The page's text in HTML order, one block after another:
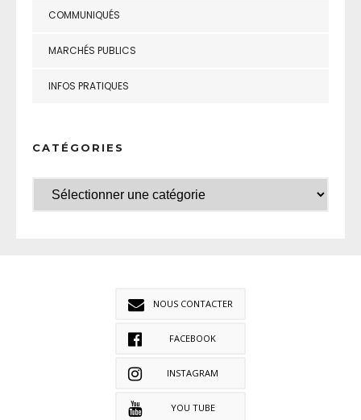
COMMUNIQUÉS
MARCHÉS PUBLICS
INFOS PRATIQUES
CATÉGORIES
NOUS CONTACTER
FACEBOOK
INSTAGRAM
YOU TUBE